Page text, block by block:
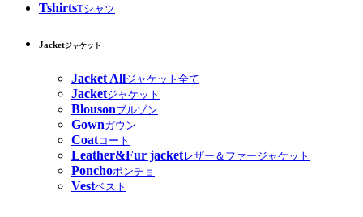
TshirtsTシャツ
Jacketジャケット
Jacket Allジャケット全て
Jacketジャケット
Blousonブルゾン
Gownガウン
Coatコート
Leather&Fur jacketレザー＆ファージャケット
Ponchoポンチョ
Vestベスト